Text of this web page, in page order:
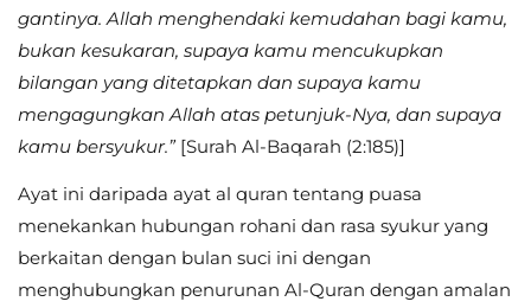
gantinya. Allah menghendaki kemudahan bagi kamu,
bukan kesukaran, supaya kamu mencukupkan
bilangan yang ditetapkan dan supaya kamu
mengagungkan Allah atas petunjuk-Nya, dan supaya
kamu bersyukur.”[Surah Al-Baqarah (2:185)]
Ayat ini daripada ayat al quran tentang puasa
menekankan hubungan rohani dan rasa syukur yang
berkaitan dengan bulan suci ini dengan
menghubungkan penurunan Al-Quran dengan amalan